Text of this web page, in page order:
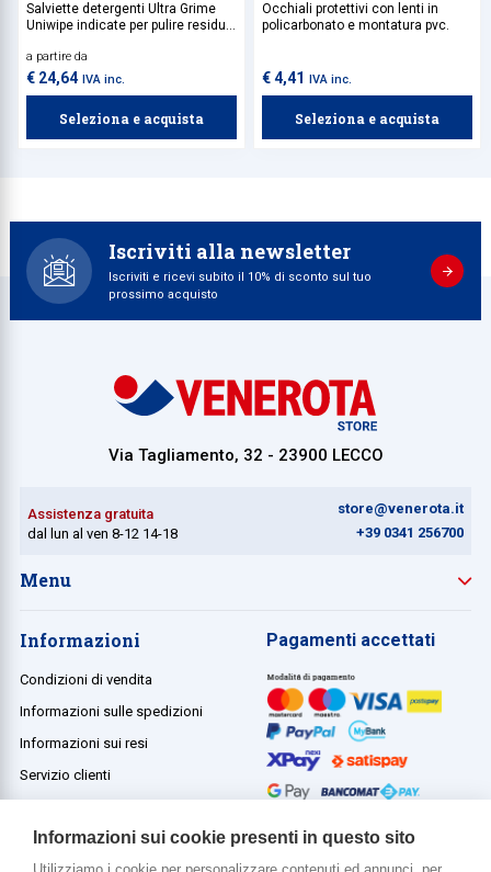
Salviette detergenti Ultra Grime
Uniwipe indicate per pulire residui
inchiostro, schiuma poliuretanica
e bitume da superfici di lavoro,
perfette per una pulizia profonda,
ma non aggressiva.
a partire da
€ 24,64 IVA inc.
Seleziona e acquista
Occhiali protettivi con lenti in
policarbonato e montatura pvc.
€ 4,41 IVA inc.
Seleziona e acquista
Iscriviti alla newsletter
Iscriviti e ricevi subito il 10% di sconto sul tuo
prossimo acquisto
Via Tagliamento, 32 - 23900 LECCO
Assistenza gratuita
dal lun al ven 8-12 14-18
store@venerota.it
+39 0341 256700
Menu
Informazioni
Condizioni di vendita
Informazioni sulle spedizioni
Informazioni sui resi
Servizio clienti
Pagamenti accettati
Informazioni sui cookie presenti in questo sito